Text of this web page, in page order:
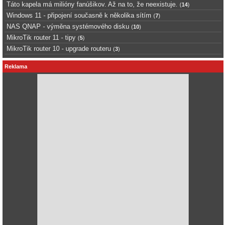
Táto kapela má milióny fanúšikov. Až na to, že neexistuje. (14)
Windows 11 - připojení současně k několika sítím (7)
NAS QNAP - výměna systémového disku (10)
MikroTik router 11 - tipy (5)
MikroTik router 10 - upgrade routeru (3)
Reklama